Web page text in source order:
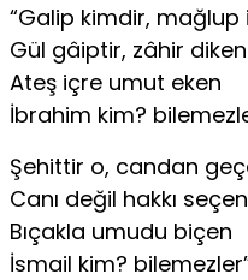
“Galip kimdir, mağlup
Gül gâiptir, zâhir diken
Ateş içre umut eken
İbrahim kim?
Şehittir o, candan
Canı değil hakkı seçen
Bıçakla umudu biçen
İsmail kim?